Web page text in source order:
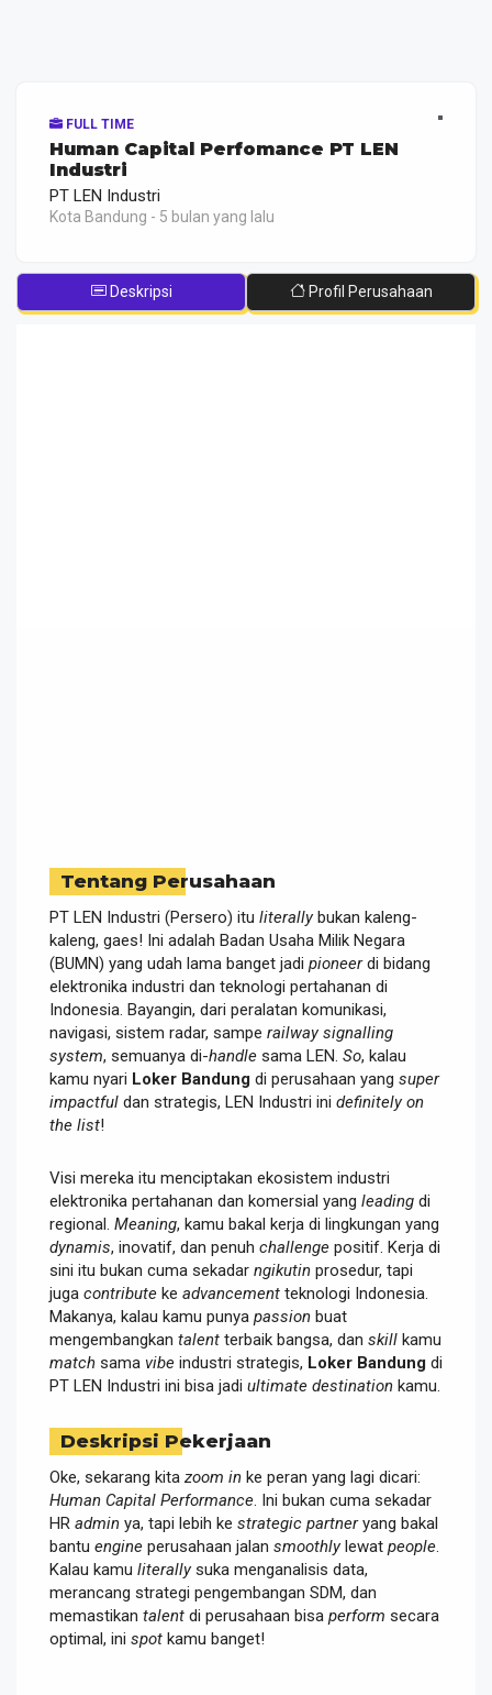
FULL TIME
Human Capital Perfomance PT LEN
Industri
PT LEN Industri
Kota Bandung - 5 bulan yang lalu
Deskripsi Profil Perusahaan
Tentang Perusahaan
PT LEN Industri (Persero) itu literallybukan kaleng-
kaleng, gaes! Ini adalah Badan Usaha Milik Negara
(BUMN) yang udah lama banget jadi pioneerdi bidang
elektronika industri dan teknologi pertahanan di
Indonesia. Bayangin, dari peralatan komunikasi,
navigasi, sistem radar, sampe railway signalling
system, semuanya di-handle sama LEN. So, kalau
kamu nyari Loker Bandung di perusahaan yang super
impactful dan strategis, LEN Industri ini definitely on
the list!
Visi mereka itu menciptakan ekosistem industri
elektronika pertahanan dan komersial yang leading di
regional. Meaning, kamu bakal kerja di lingkungan yang
dynamis, inovatif, dan penuh challenge positif. Kerja di
sini itu bukan cuma sekadar ngikutin prosedur, tapi
juga contribute ke advancement teknologi Indonesia.
Makanya, kalau kamu punya passion buat
mengembangkan talent terbaik bangsa, dan skill kamu
match sama vibe industri strategis, Loker Bandung di
PT LEN Industri ini bisa jadi ultimate destination kamu.
Deskripsi Pekerjaan
Oke, sekarang kita zoom in ke peran yang lagi dicari:
Human Capital Performance . Ini bukan cuma sekadar
HR admin ya, tapi lebih ke strategic partneryang bakal
bantu engine perusahaan jalan smoothlylewat people
Kalau kamu literallysuka menganalisis data,
merancang strategi pengembangan SDM, dan
memastikan talent di perusahaan bisa perform secara
optimal, ini spot kamu banget!